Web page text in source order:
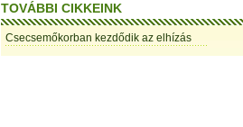
TOVÁBBI CIKKEINK
Csecsemőkorban kezdődik az elhízás